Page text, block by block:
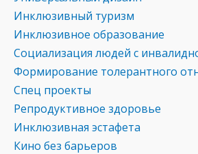
Инклюзивный туризм
Инклюзивное образование
Социализация людей с
Формирование толерантного
Спец проекты
Репродуктивное здоровье
Инклюзивная эстафета
Кино без барьеров